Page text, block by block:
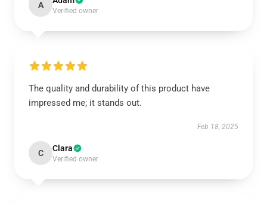
A
Verified owner
The quality and durability of this product have
impressed me; it stands out.
Feb 18, 2025
C Clara
Verified owner